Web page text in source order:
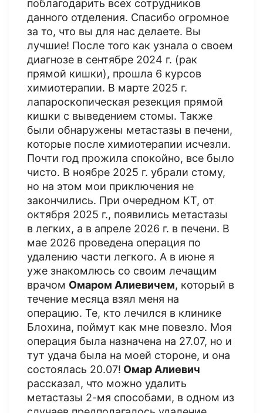
поблагодарить всех сотрудников
данного отделения. Спасибо огромное
за то, что вы для нас делаете. Вы
лучшие! После того как узнала о своем
диагнозе в сентябре 2024 г. (рак
прямой кишки), прошла 6 курсов
химиотерапии​. В марте 2025 г.
лапароскопическая резекция прямой
кишки с выведением стомы. Также
были обнаружены метастазы в печени,
которые после химиотерапии исчезли.
Почти год прожила спокойно, все было
чисто. В ноябре 2025 г. убрали стому,
но на этом мои приключения не
закончились. При очередном КТ​, от
октября 2025 г., появились метастазы
в легких, а в апреле 2026 г. в печени. В
мае 2026 проведена операция по
удалению части легкого. А в июне я
уже знакомлюсь со своим лечащим
врачом Омаром Алиевичем, который в
течение месяца взял меня на
операцию. Те, кто лечился в клинике
Блохина, поймут как мне повезло. Моя
операция была назначена на 27.07, но и
тут удача была на моей стороне, и она
состоялась 20.07! Омар Алиевич
рассказал, что можно удалить
метастазы 2-мя способами, в одном из